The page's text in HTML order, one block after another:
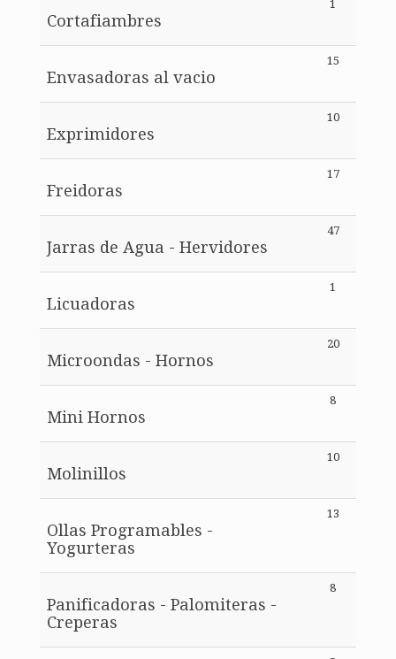
Cortafiambres
1
Envasadoras al vacio
15
Exprimidores
10
Freidoras
17
Jarras de Agua - Hervidores
47
Licuadoras
1
Microondas - Hornos
20
Mini Hornos
8
Molinillos
10
Ollas Programables -
Yogurteras
13
Panificadoras - Palomiteras -
Creperas
8